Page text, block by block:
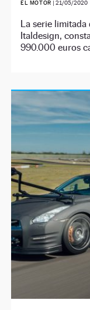
EL MOTOR | 21/05/2020
La serie limitada
Italdesign,
990.000 euros